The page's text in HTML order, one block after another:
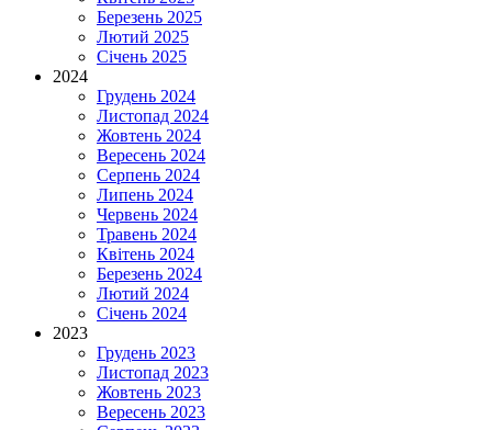
Березень 2025
Лютий 2025
Січень 2025
2024
Грудень 2024
Листопад 2024
Жовтень 2024
Вересень 2024
Серпень 2024
Липень 2024
Червень 2024
Травень 2024
Квітень 2024
Березень 2024
Лютий 2024
Січень 2024
2023
Грудень 2023
Листопад 2023
Жовтень 2023
Вересень 2023